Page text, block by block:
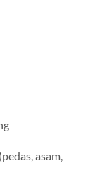
asam,